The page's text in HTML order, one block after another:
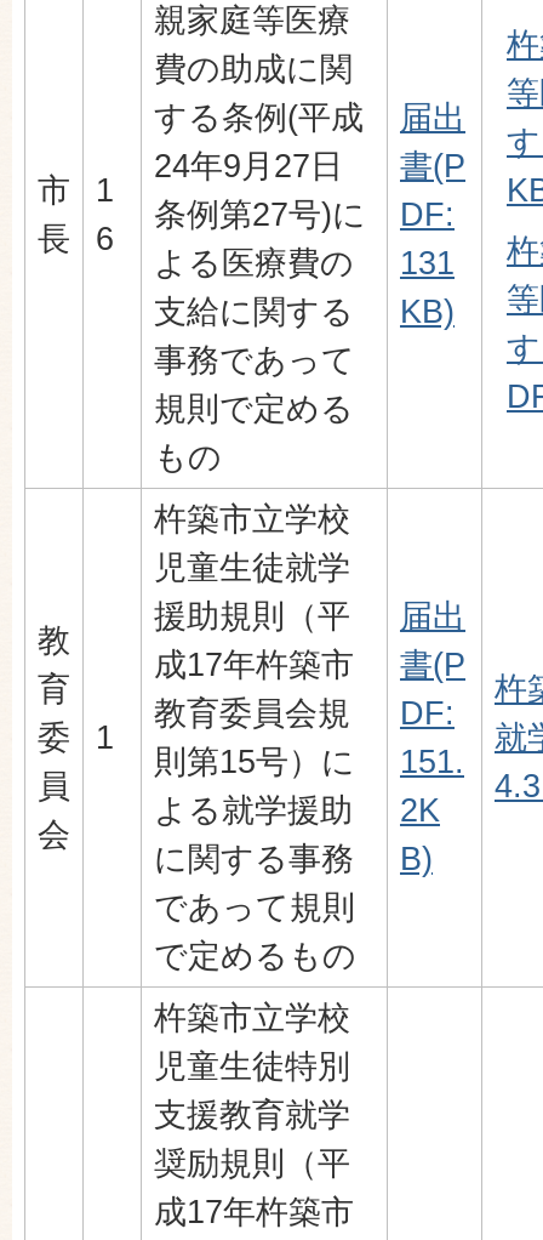
市
長
1
6
親家庭等医療
費の助成に関
する条例(平成
24年9月27日
条例第27号)に
よる医療費の
支給に関する
事務であって
規則で定める
もの
届出
書(P
DF:
131
KB)
教
育
委
員
会
1
杵築市立学校
児童生徒就学
援助規則（平
成17年杵築市
教育委員会規
則第15号）に
よる就学援助
に関する事務
であって規則
で定めるもの
届出
書(P
DF:
151.
2K
B)
杵
就
杵築市立学校
児童生徒特別
支援教育就学
奨励規則（平
成17年杵築市